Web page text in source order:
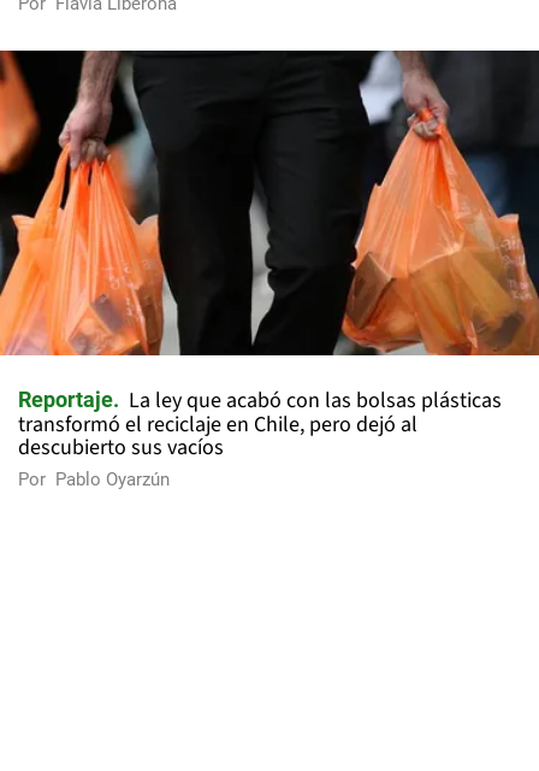
Reportaje
La ley que acabó con las bolsas plásticas
transformó el reciclaje en Chile, pero dejó al
descubierto sus vacíos
Por Pablo Oyarzún